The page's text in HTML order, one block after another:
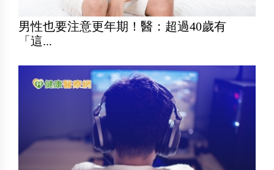
男性也要注意更年期！醫：超過40歲有
「這...